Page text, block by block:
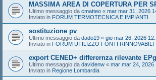
MASSIMA AREA DI COPERTURA PER
Ultimo messaggio da cmatteo « mar mar 31, 2026
Inviato in FORUM TERMOTECNICA E IMPIANTI
sostituzione pv
Ultimo messaggio da dado19 « gio mar 26, 2026
Inviato in FORUM UTILIZZO FONTI RINNOVABILI
export CENED+ differernza rilevante
Ultimo messaggio da davidenw « mar mar 24, 2026
Inviato in Regione Lombardia